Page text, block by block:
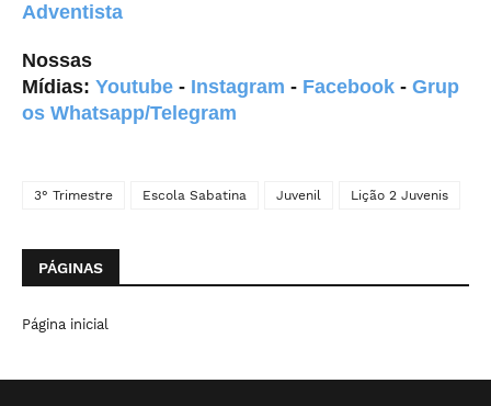
Adventista
Nossas
Mídias: Youtube - Instagram - Facebook - Grup
os Whatsapp/Telegram
3° Trimestre Escola Sabatina Juvenil Lição 2 Juvenis
PÁGINAS
Página inicial